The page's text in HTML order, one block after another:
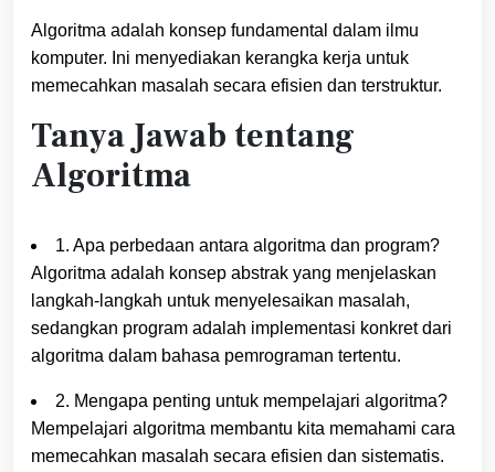
Algoritma adalah konsep fundamental dalam ilmu
komputer. Ini menyediakan kerangka kerja untuk
memecahkan masalah secara efisien dan terstruktur.
Tanya Jawab tentang
Algoritma
1. Apa perbedaan antara algoritma dan program?
Algoritma adalah konsep abstrak yang menjelaskan
langkah-langkah untuk menyelesaikan masalah,
sedangkan program adalah implementasi konkret dari
algoritma dalam bahasa pemrograman tertentu.
2. Mengapa penting untuk mempelajari algoritma?
Mempelajari algoritma membantu kita memahami cara
memecahkan masalah secara efisien dan sistematis.